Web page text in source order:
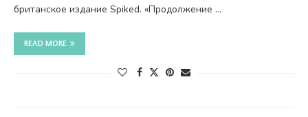
британское издание Spiked. «Продолжение …
READ MORE